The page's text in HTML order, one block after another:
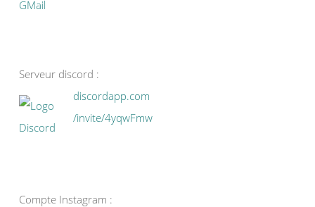
Serveur discord :
discordapp.com
/invite/4yqwFmw
Compte Instagram :